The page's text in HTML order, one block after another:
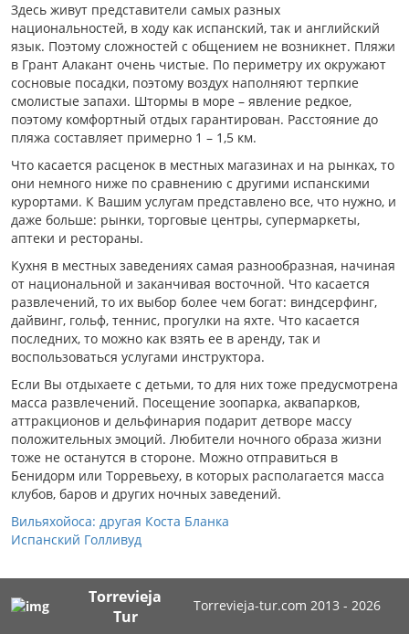
Здесь живут представители самых разных
национальностей, в ходу как испанский, так и английский
язык. Поэтому сложностей с общением не возникнет. Пляжи
в Грант Алакант очень чистые. По периметру их окружают
сосновые посадки, поэтому воздух наполняют терпкие
смолистые запахи. Штормы в море – явление редкое,
поэтому комфортный отдых гарантирован. Расстояние до
пляжа составляет примерно 1 – 1,5 км.
Что касается расценок в местных магазинах и на рынках, то
они немного ниже по сравнению с другими испанскими
курортами. К Вашим услугам представлено все, что нужно, и
даже больше: рынки, торговые центры, супермаркеты,
аптеки и рестораны.
Кухня в местных заведениях самая разнообразная, начиная
от национальной и заканчивая восточной. Что касается
развлечений, то их выбор более чем богат: виндсерфинг,
дайвинг, гольф, теннис, прогулки на яхте. Что касается
последних, то можно как взять ее в аренду, так и
воспользоваться услугами инструктора.
Если Вы отдыхаете с детьми, то для них тоже предусмотрена
масса развлечений. Посещение зоопарка, аквапарков,
аттракционов и дельфинария подарит детворе массу
положительных эмоций. Любители ночного образа жизни
тоже не останутся в стороне. Можно отправиться в
Бенидорм или Торревьеху, в которых располагается масса
клубов, баров и других ночных заведений.
Вильяхойоса: другая Коста Бланка
Испанский Голливуд
Torrevieja
Tur
Torrevieja-tur.com 2013 - 2026